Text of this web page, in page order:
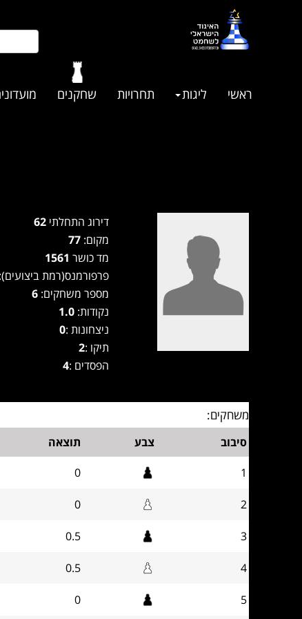
ראשי ליגות תחרויות שחקנים
דירוג התחלתי 62
מקום: 77
מד כושר
פרפורמנס(רמת ביצועים):
מספר משחקים: 6
נקודות:1.0
ניצחונות :0
תיקו :2
הפסדים :4
משחקים:
סיבוב צבע תוצאה
1
0
2
0
3
0.5
4
0.5
5
0